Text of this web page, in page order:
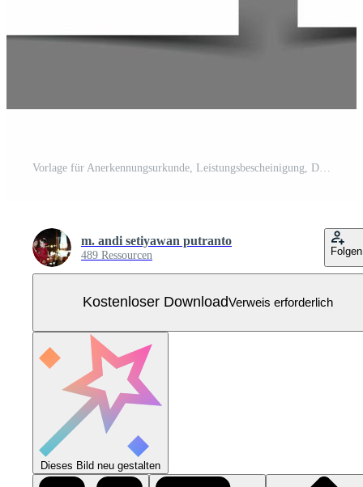
m. andi setiyawan putranto
489 Ressourcen Folgen
Kostenloser DownloadVerweis erforderlich
Dieses Bild neu gestalten